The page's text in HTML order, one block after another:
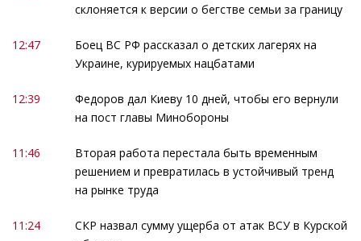
склоняется к версии о бегстве семьи за границу
12:47
Боец ВС РФ рассказал о детских лагерях на
Украине, курируемых нацбатами
12:39
Федоров дал Киеву 10 дней, чтобы его вернули
на пост главы Минобороны
11:46
Вторая работа перестала быть временным
решением и превратилась в устойчивый тренд
на рынке труда
11:24
СКР назвал сумму ущерба от атак ВСУ в Курской